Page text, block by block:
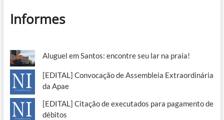
Informes
Aluguel em Santos: encontre seu lar na praia!
[EDITAL] Convocação de Assembleia Extraordinária
da Apae
[EDITAL] Citação de executados para pagamento de
débitos